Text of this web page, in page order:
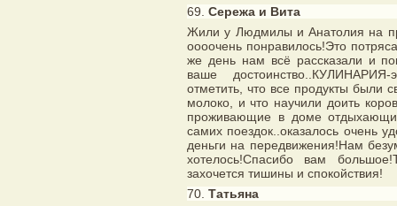
69. Сережа и Вита
Жили у Людмилы и Анатолия на
оооочень понравилось!Это
же день нам всё рассказали и
ваше
отметить, что все продукты были
молоко, и что научили доить
проживающие в доме
самих поездок..оказалось очень
деньги на передвижения!Нам
хотелось!Спасибо вам
захочется тишины и спокойствия!
70. Татьяна